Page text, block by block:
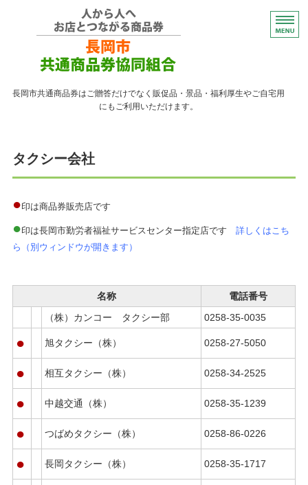
コンパクトなプレゼン
長岡市共通商品券はご贈答だけでなく販促品・景品・福利厚生やご自宅用
にもご利用いただけます。
よくある質問
タクシー会社
●印は商品券販売店です
●印は長岡市勤労者福祉サービスセンター指定店です 詳しくはこち
ら（別ウィンドウが開きます）
名称
電話番号
（株）カンコー タクシー部
0258-35-0035
● 旭タクシー（株） 0258-27-5050
● 相互タクシー（株） 0258-34-2525
● 中越交通（株） 0258-35-1239
● つばめタクシー（株） 0258-86-0226
● 長岡タクシー（株） 0258-35-1717